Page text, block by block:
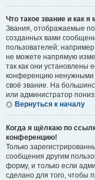
Что такое звание и как я
Звания, отображаемые
созданных вами
пользователей:
не можете напрямую
так как они установлены
конференцию ненужными
своё звание. На
или администратор
Вернуться к началу
Когда я щёлкаю по
конференцию!
Только
сообщения другим
форму, и только если
сделано для того, чтобы